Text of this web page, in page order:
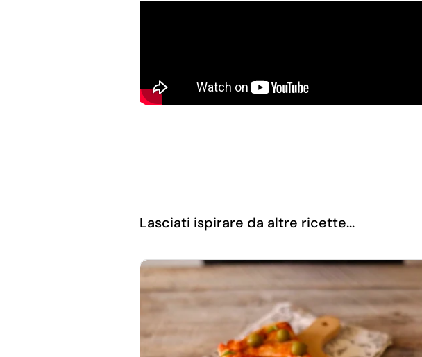
Lasciati ispirare da altre ricette...